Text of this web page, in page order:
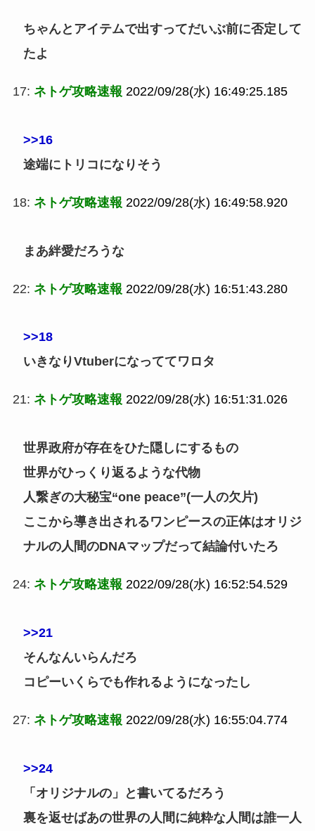
ちゃんとアイテムで出すってだいぶ前に否定して
たよ
17: ネトゲ攻略速報 2022/09/28(水) 16:49:25.185
>>16
途端にトリコになりそう
18: ネトゲ攻略速報 2022/09/28(水) 16:49:58.920
まあ絆愛だろうな
22: ネトゲ攻略速報 2022/09/28(水) 16:51:43.280
>>18
いきなりVtuberになっててワロタ
21: ネトゲ攻略速報 2022/09/28(水) 16:51:31.026
世界政府が存在をひた隠しにするもの
世界がひっくり返るような代物
人繋ぎの大秘宝“one peace”(一人の欠片)
ここから導き出されるワンピースの正体はオリジ
ナルの人間のDNAマップだって結論付いたろ
24: ネトゲ攻略速報 2022/09/28(水) 16:52:54.529
>>21
そんなんいらんだろ
コピーいくらでも作れるようになったし
27: ネトゲ攻略速報 2022/09/28(水) 16:55:04.774
>>24
「オリジナルの」と書いてるだろう
裏を返せばあの世界の人間に純粋な人間は誰一人